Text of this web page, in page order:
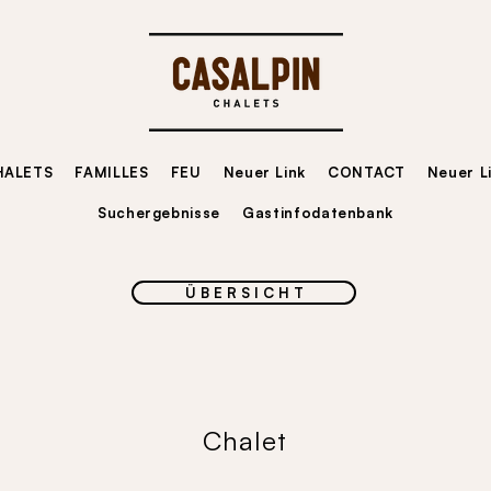
FAMILLES FEU Neuer Link CONTACT Neuer
Suchergebnisse Gastinfodatenbank
Chalet
Ü B E R S I C H T